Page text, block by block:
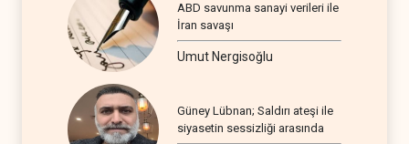
ABD savunma sanayi verileri ile
İran savaşı
Umut Nergisoğlu
Güney Lübnan; Saldırı ateşi ile
siyasetin sessizliği arasında